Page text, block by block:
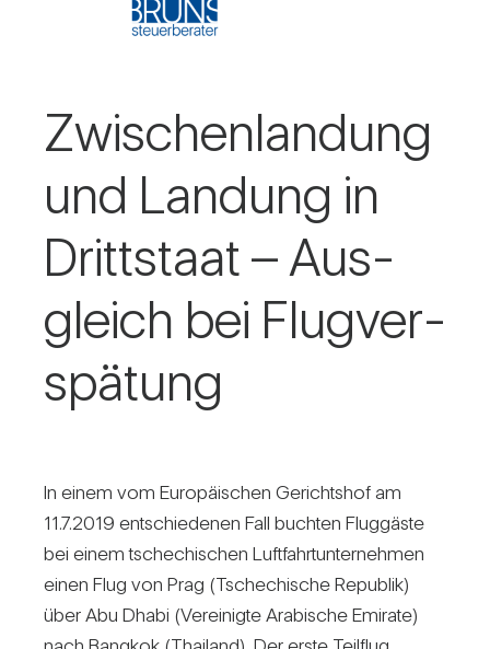
Zwi­schen­lan­dung
und Lan­dung in
Dritt­staat – Aus­
gleich bei Flug­ver­
spä­tung
In einem vom Euro­päi­schen Gerichtshof am
11.7.2019 ent­schie­denen Fall buchten Flug­gäste
bei einem tsche­chi­schen Luft­fahrt­un­ter­nehmen
einen Flug von Prag (Tsche­chi­sche Repu­blik)
über Abu Dhabi (Ver­ei­nigte Ara­bi­sche Emi­rate)